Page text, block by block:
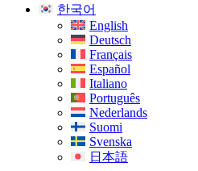
한국어
English
Deutsch
Français
Español
Italiano
Português
Nederlands
Suomi
Svenska
日本語